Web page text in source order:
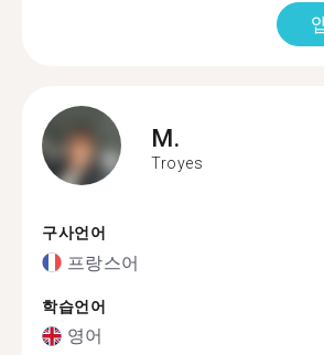
M.
Troyes
구사언어
프랑스어
학습언어
영어